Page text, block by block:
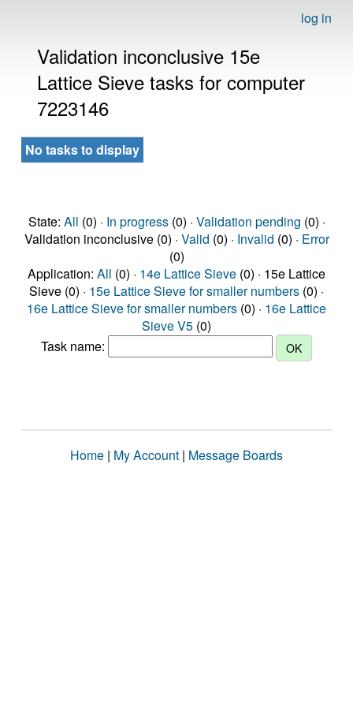
log in
Validation inconclusive 15e
Lattice Sieve tasks for computer
7223146
No tasks to display
State: All (0) · In progress(0) · Validation pending (0) ·
Validation inconclusive (0) · Valid (0) · Invalid (0) · Error
(0)
Application: All (0) · 14e Lattice Sieve (0) · 15e Lattice
Sieve (0) · 15e Lattice Sieve for smaller numbers (0) ·
16e Lattice Sieve for smaller numbers (0) · 16e Lattice
Sieve V5 (0)
Task name:
Home | My Account | Message Boards